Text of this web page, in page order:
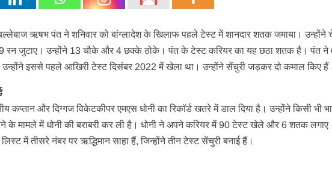
ऋषभ पंत ने शनिवार को बांग्लादेश के खिलाफ पहले टेस्ट में शानदार शतक जमाया। उन्होंने
रन जुटाए। उन्होंने 13 चौके और 4 छक्के ठोके। पंत के टेस्ट करियर का यह छठा शतक है। पंत ने
उन्होंने इससे पहले आखिरी टेस्ट दिसंबर 2022 में खेला था। उन्होंने सेंचुरी जड़कर दो कमाल किए हैं।
कप्तान और दिग्गज विकेटकीपर एमएस धोनी का रिकॉर्ड खतरे में डाल दिया है। उन्होंने किसी भी
मामले में धोनी की बराबरी कर ली है। धोनी ने अपने करियर में 90 टेस्ट खेले और 6 शतक
में तीसरे नंबर पर ऋद्धिमान साहा हैं, जिन्होंने तीन टेस्ट सेंचुरी बनाई हैं।